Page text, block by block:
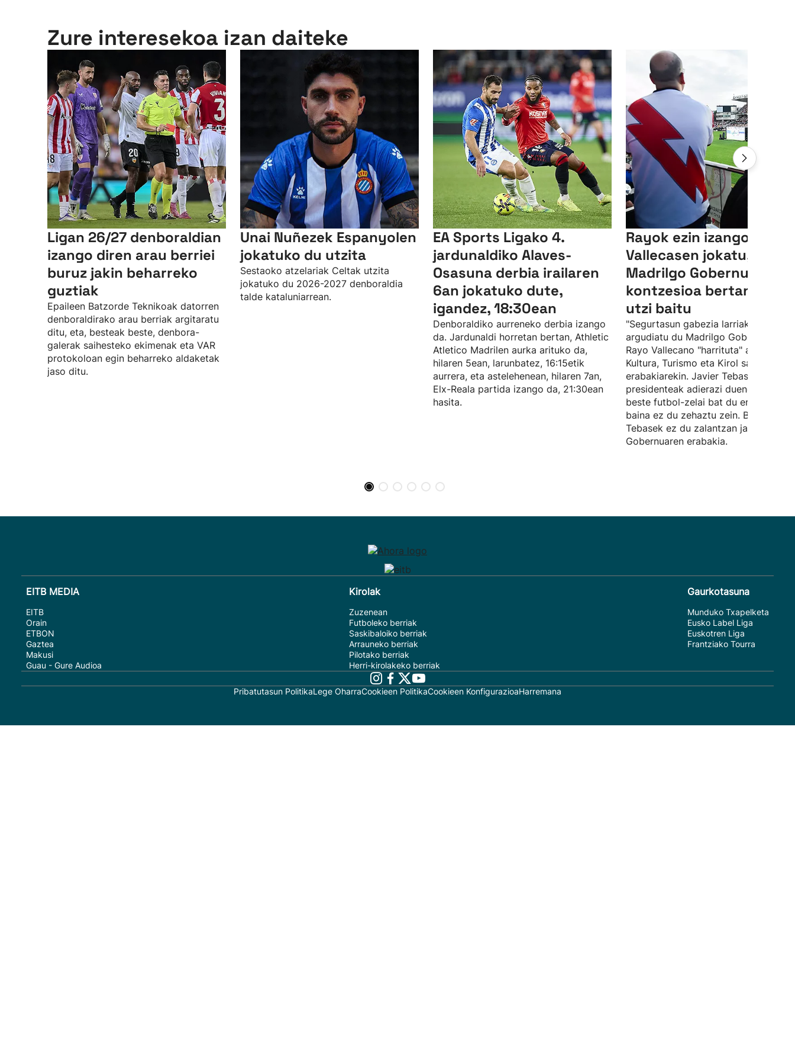
Zure interesekoa izan daiteke
Ligan 26/27 denboraldian
izango diren arau berriei
buruz jakin beharreko
guztiak
Epaileen Batzorde Teknikoak datorren
denboraldirako arau berriak argitaratu
ditu, eta, besteak beste, denbora-
galerak saihesteko ekimenak eta VAR
protokoloan egin beharreko aldaketak
jaso ditu.
Unai Nuñezek Espanyolen
jokatuko du utzita
Sestaoko atzelariak Celtak utzita
jokatuko du 2026-2027 denboraldia
talde kataluniarrean.
EA Sports Ligako 4.
jardunaldiko Alaves-
Osasuna derbia irailaren
6an jokatuko dute,
igandez, 18:30ean
Denboraldiko aurreneko derbia izango
da. Jardunaldi horretan bertan, Athletic
Atletico Madrilen aurka arituko da,
hilaren 5ean, larunbatez, 16:15etik
aurrera, eta astelehenean, hilaren 7an,
Elx-Reala partida izango da, 21:30ean
hasita.
Rayok ezin izango du
Vallecasen jokatu,
Madrilgo Gobernuak
kontzesioa bertan
utzi baitu
"Segurtasun gabezia larriak" daudela
argudiatu du Madrilgo Gobernuak.
Rayo Vallecano "harrituta" azaldu da
Kultura, Turismo eta Kirol sailaren
erabakiarekin. Javier Tebas Ligaren
presidenteak adierazi duenez, Rayok
beste futbol-zelai bat du erabilgarri,
baina ez du zehaztu zein. Bestalde,
Tebasek ez du zalantzan jarri
Gobernuaren erabakia.
EITB MEDIA
EITB
Orain
ETBON
Gaztea
Makusi
Guau - Gure Audioa
Kirolak
Zuzenean
Futboleko berriak
Saskibaloiko berriak
Arrauneko berriak
Pilotako berriak
Herri-kirolakeko berriak
Gaurkotasuna
Munduko Txapelketa
Eusko Label Liga
Euskotren Liga
Frantziako Tourra
Pribatutasun PolitikaLege OharraCookieen PolitikaCookieen KonfigurazioaHarremana